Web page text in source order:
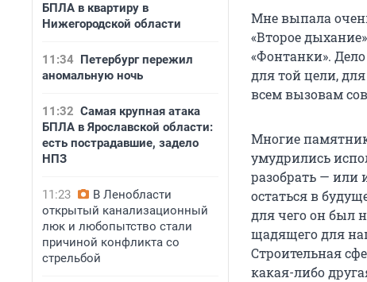
БПЛА в квартиру в
Нижегородской области
11:34 Петербург пережил
аномальную ночь
11:32 Самая крупная атака
БПЛА в Ярославской области:
есть пострадавшие, задело
НПЗ
11:23
В Ленобласти
открытый канализационный
люк и любопытство стали
причиной конфликта со
стрельбой
Мне выпала
«Второе
«Фонтанки».
для той цели,
всем вызовам
Многие
умудрились
разобрать — или
остаться в
для чего он был
щадящего для
Строительная
какая-либо